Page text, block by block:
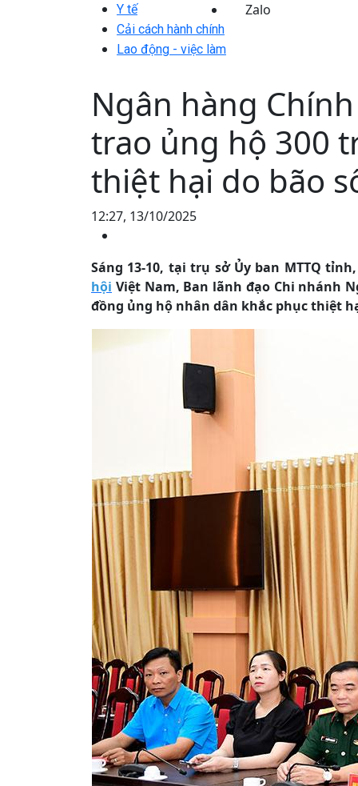
Y tế
Cải cách hành chính
Lao động - việc làm
Zalo
Ngân hàng
trao ủng hộ 300
thiệt hại do bão
12:27, 13/10/2025
Sáng 13-10, tại trụ sở Ủy ban MTTQ
hội Việt Nam, Ban lãnh đạo Chi nhánh
đồng ủng hộ nhân dân khắc phục thiệt